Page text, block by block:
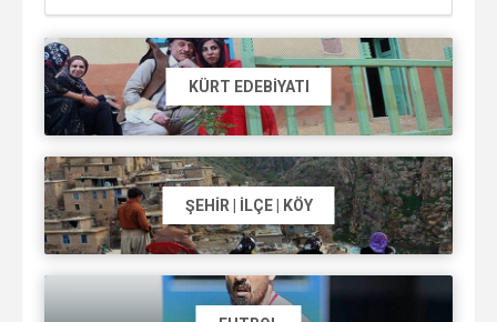
KÜRT EDEBIYATI
ŞEHIR | İLÇE | KÖY